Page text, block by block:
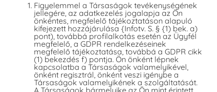
Figyelemmel a Társaságok tevékenységének
jellegére, az adatkezelés jogalapja az Ön
önkéntes, megfelelő tájékoztatáson alapuló
kifejezett hozzájárulása {Infotv. S. § {1) bek. a)
pont), továbbá profilalkotás esetén az Ügyfél
megfelelő, a GDPR rendelkezéseinek
megfelelő tájékoztatása, továbbá a GDPR cikk
(1) bekezdés f) pontja. Ön önként lépnek
kapcsolatba a Társaságok valamelyikével,
önként regisztrál, önként veszi igénybe a
Társaságok valamelyikének a szolgáltatását.